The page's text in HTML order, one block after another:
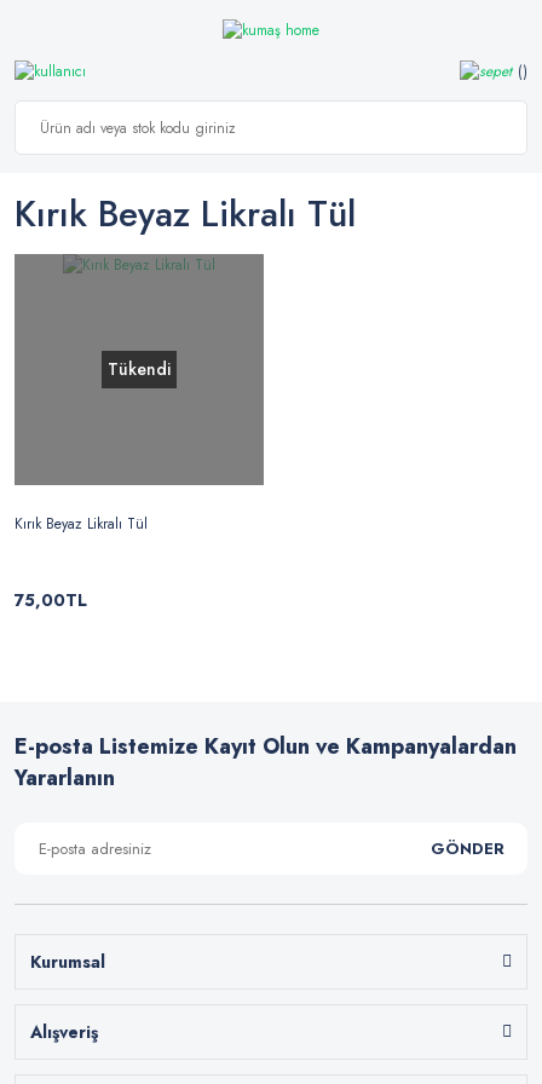
Kırık Beyaz Likralı Tül
Tükendi
Kırık Beyaz Likralı Tül
75,00TL
E-posta Listemize Kayıt Olun ve Kampanyalardan
Yararlanın
GÖNDER
Kurumsal
Alışveriş